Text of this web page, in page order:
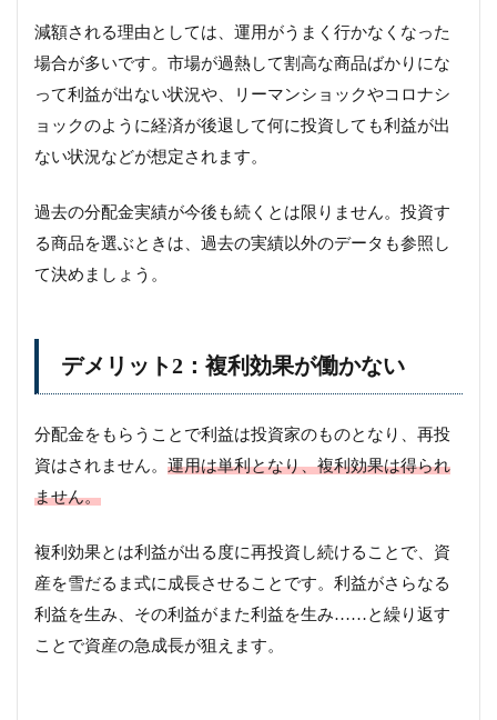
減額される理由としては、運用がうまく行かなくなった
場合が多いです。市場が過熱して割高な商品ばかりにな
って利益が出ない状況や、リーマンショックやコロナシ
ョックのように経済が後退して何に投資しても利益が出
ない状況などが想定されます。
過去の分配金実績が今後も続くとは限りません。投資す
る商品を選ぶときは、過去の実績以外のデータも参照し
て決めましょう。
デメリット2：複利効果が働かない
分配金をもらうことで利益は投資家のものとなり、再投
資はされません。 運用は単利となり、複利効果は得られ
ません。
複利効果とは利益が出る度に再投資し続けることで、資
産を雪だるま式に成長させることです。利益がさらなる
利益を生み、その利益がまた利益を生み……と繰り返す
ことで資産の急成長が狙えます。